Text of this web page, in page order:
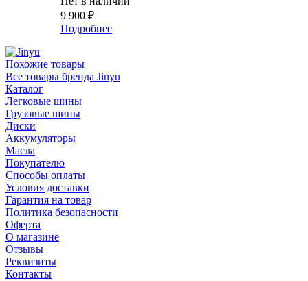
9 900 ₽
Подробнее
Похожие товары
Все товары бренда Jinyu
Каталог
Легковые шины
Грузовые шины
Диски
Аккумуляторы
Масла
Покупателю
Способы оплаты
Условия доставки
Гарантия на товар
Политика безопасности
Оферта
О магазине
Отзывы
Реквизиты
Контакты